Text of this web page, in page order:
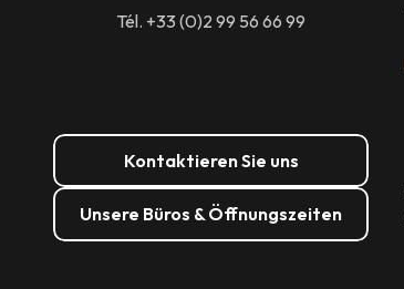
Tél. +33 (0)2 99 56 66 99
Kontaktieren Sie uns
Unsere Büros & Öffnungszeiten